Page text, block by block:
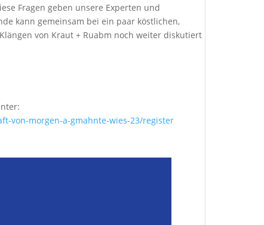
Fragen geben unsere Experten und
kann gemeinsam bei ein paar köstlichen,
von Kraut + Ruabm noch weiter diskutiert
von-morgen-a-gmahnte-wies-23/register